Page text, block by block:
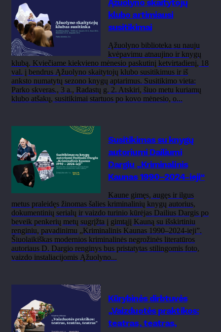
Ąžuolyno skaitytojų
klubo artimiausi
susitikimai
Ąžuolyno biblioteka su nauju
kvėpavimu atnaujino ir knygų
klubą. Kviečiame kiekvieno mėnesio paskutinį ketvirtadienį, 18
val. į bendrus Ąžuolyno skaitytojų klubo susitikimus ir iš
anksto numatytų sezono knygų aptarimus. Susitikimo vieta:
Parko skveras., 3 a., Radastų g. 2. Atskiri, šiuo metu kuriamų
klubo atšakų, susitikimai startuos po kovo mėnesio, o...
Susitikimas su knygų
autoriumi Dailiumi
Dargiu „Kriminalinis
Kaunas 1990–2024-ieji“
Kaune gimęs, augęs ir ilgus
metus praleidęs žinomas šalies kriminalinių knygų autorius,
dokumentinių serialų ir vaizdo turinio kūrėjas Dailius Dargis po
beveik penkerių metų sugrįžta į gimtąjį Kauną su išskirtiniu
renginiu, pavadinimu „Kriminalinis Kaunas 1990–2024-ieji”.
Šiuolaikiškas modernios kriminalinės negrožinės literatūros
autoriaus D. Dargio renginys bus pristatytas stilingomis foto,
vaizdo instaliacijomis Ąžuolyno...
Kūrybinės dirbtuvės
„Vaizduotės praktikos:
teatras, teatras,